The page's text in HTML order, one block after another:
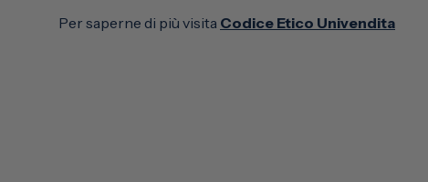
Per saperne di più visita Codice Etico Univendita